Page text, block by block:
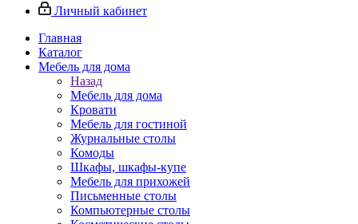
Личный кабинет
Главная
Каталог
Мебель для дома
Назад
Мебель для дома
Кровати
Мебель для гостиной
Журнальные столы
Комоды
Шкафы, шкафы-купе
Мебель для прихожей
Письменные столы
Компьютерные столы